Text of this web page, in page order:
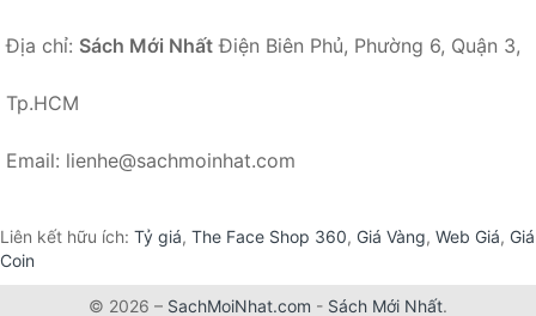
Địa chỉ: Sách Mới Nhất Điện Biên Phủ, Phường 6, Quận 3,
Tp.HCM
Email: lienhe@sachmoinhat.com
Liên kết hữu ích: Tỷ giá, The Face Shop 360, Giá Vàng, Web Giá, Giá
Coin
© 2026 – SachMoiNhat.com - Sách Mới Nhất.